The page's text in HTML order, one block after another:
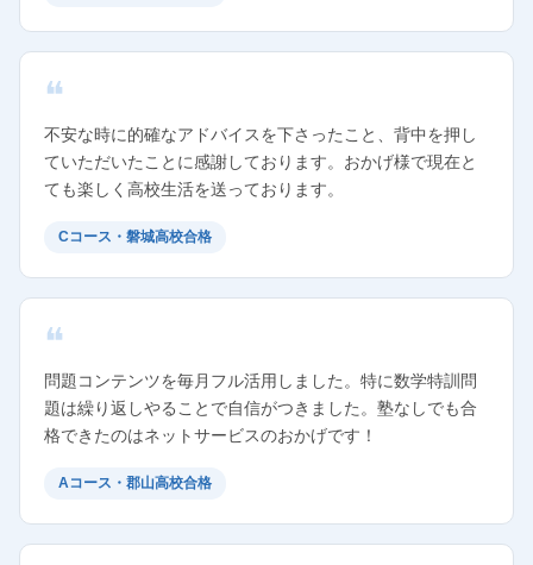
不安な時に的確なアドバイスを下さったこと、背中を押し
ていただいたことに感謝しております。おかげ様で現在と
ても楽しく高校生活を送っております。
Cコース・磐城高校合格
問題コンテンツを毎月フル活用しました。特に数学特訓問
題は繰り返しやることで自信がつきました。塾なしでも合
格できたのはネットサービスのおかげです！
Aコース・郡山高校合格